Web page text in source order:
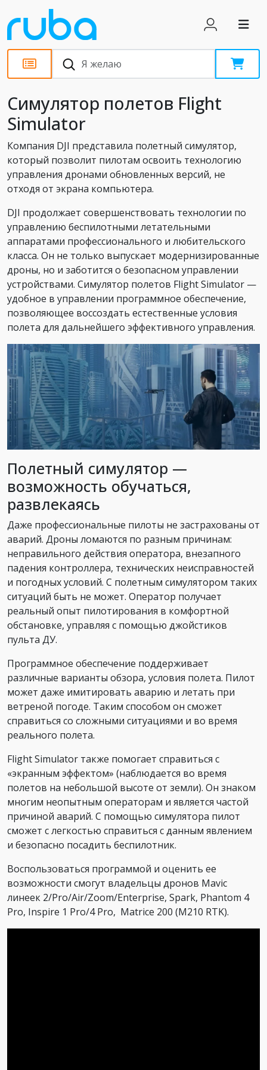
Новости
Симулятор полетов Flight
Simulator
Компания DJI представила полетный симулятор,
который позволит пилотам освоить технологию
управления дронами обновленных версий, не
отходя от экрана компьютера.
DJI продолжает совершенствовать технологии по
управлению беспилотными летательными
аппаратами профессионального и любительского
класса. Он не только выпускает модернизированные
дроны, но и заботится о безопасном управлении
устройствами. Симулятор полетов Flight Simulator —
удобное в управлении программное обеспечение,
позволяющее воссоздать естественные условия
полета для дальнейшего эффективного управления.
Полетный симулятор —
возможность обучаться,
развлекаясь
Даже профессиональные пилоты не застрахованы от
аварий. Дроны ломаются по разным причинам:
неправильного действия оператора, внезапного
падения контроллера, технических неисправностей
и погодных условий. С полетным симулятором таких
ситуаций быть не может. Оператор получает
реальный опыт пилотирования в комфортной
обстановке, управляя с помощью джойстиков
пульта ДУ.
Программное обеспечение поддерживает
различные варианты обзора, условия полета. Пилот
может даже имитировать аварию и летать при
ветреной погоде. Таким способом он сможет
справиться со сложными ситуациями и во время
реального полета.
Flight Simulator также помогает справиться с
«экранным эффектом» (наблюдается во время
полетов на небольшой высоте от земли). Он знаком
многим неопытным операторам и является частой
причиной аварий. С помощью симулятора пилот
сможет с легкостью справиться с данным явлением
и безопасно посадить беспилотник.
Воспользоваться программой и оценить ее
возможности смогут владельцы дронов Mavic
линеек 2/Pro/Air/Zoom/Enterprise, Spark, Phantom 4
Pro, Inspire 1 Pro/4 Pro, Matrice 200 (M210 RTK).